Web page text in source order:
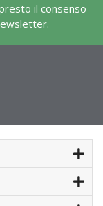
il consenso